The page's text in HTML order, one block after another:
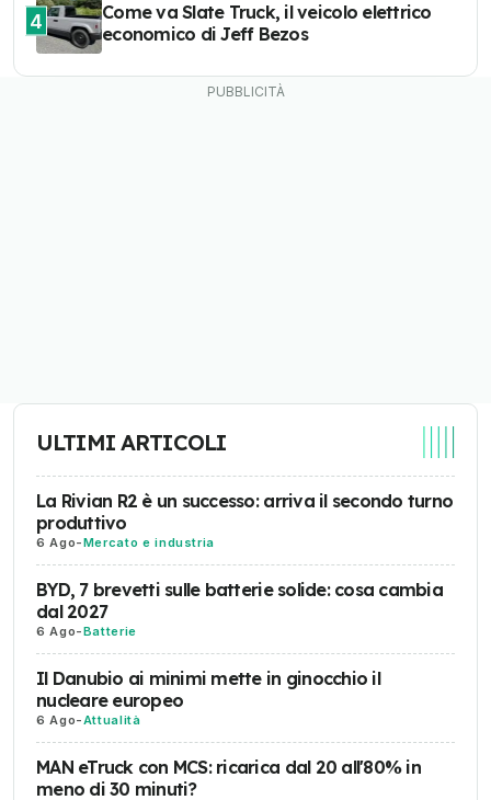
4
Come va Slate Truck, il veicolo elettrico
economico di Jeff Bezos
ULTIMI ARTICOLI
La Rivian R2 è un successo: arriva il secondo turno
produttivo
6 Ago-Mercato e industria
BYD, 7 brevetti sulle batterie solide: cosa cambia
dal 2027
6 Ago-Batterie
Il Danubio ai minimi mette in ginocchio il
nucleare europeo
6 Ago-Attualità
MAN eTruck con MCS: ricarica dal 20 all'80% in
meno di 30 minuti?